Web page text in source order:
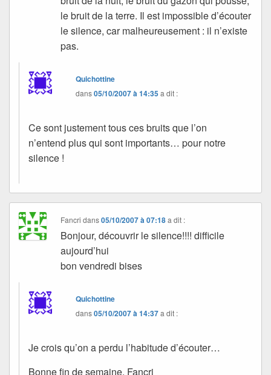
le bruit de la terre. Il est impossible d’écouter
le silence, car malheureusement : il n’existe
pas.
Quichottine
dans05/10/2007 à 14:35a dit :
Ce sont justement tous ces bruits que l’on
n’entend plus qui sont importants… pour notre
silence !
Fancri dans05/10/2007 à 07:18 a dit :
Bonjour, découvrir le silence!!!! difficile
aujourd’hui
bon vendredi bises
Quichottine
dans05/10/2007 à 14:37a dit :
Je crois qu’on a perdu l’habitude d’écouter…
Bonne fin de semaine, Fancri